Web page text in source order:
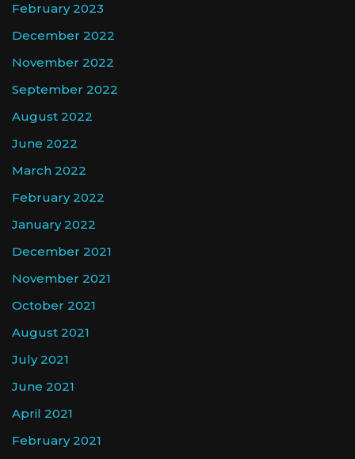
February 2023
December 2022
November 2022
September 2022
August 2022
June 2022
March 2022
February 2022
January 2022
December 2021
November 2021
October 2021
August 2021
July 2021
June 2021
April 2021
February 2021